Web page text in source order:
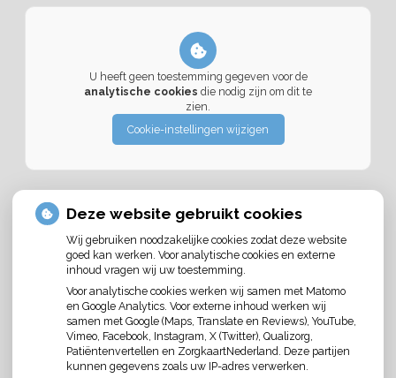
U heeft geen toestemming gegeven voor de
analytische cookies die nodig zijn om dit te
zien.
Cookie-instellingen wijzigen
externe inhouddie nodig is om dit te zien.
Cookie-instellingen wijzigen
Deze website gebruikt cookies
Wij gebruiken noodzakelijke cookies zodat deze website
goed kan werken. Voor analytische cookies en externe
inhoud vragen wij uw toestemming.
Voor analytische cookies werken wij samen met Matomo
en Google Analytics. Voor externe inhoud werken wij
samen met Google (Maps, Translate en Reviews), YouTube,
Vimeo, Facebook, Instagram, X (Twitter), Qualizorg,
Patiëntenvertellen en ZorgkaartNederland. Deze partijen
kunnen gegevens zoals uw IP-adres verwerken.